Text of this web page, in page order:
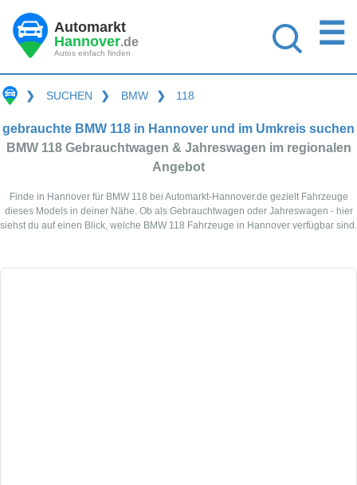
Automarkt
Hannover.de
Autos einfach finden
☰
❯ SUCHEN ❯ BMW ❯ 118
gebrauchte BMW 118 in Hannover und im Umkreis suchen
BMW 118 Gebrauchtwagen & Jahreswagen im regionalen
Angebot
Finde in Hannover für BMW 118 bei Automarkt-Hannover.de gezielt Fahrzeuge
dieses Models in deiner Nähe. Ob als Gebrauchtwagen oder Jahreswagen - hier
siehst du auf einen Blick, welche BMW 118 Fahrzeuge in Hannover verfügbar sind.